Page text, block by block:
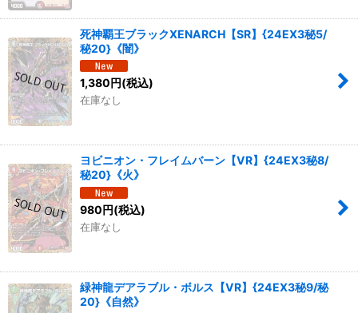
死神覇王ブラックXENARCH【SR】{24EX3秘5/
秘20}《闇》
1,380円(税込)
在庫なし
ヨビニオン・フレイムバーン【VR】{24EX3秘8/
秘20}《火》
980円(税込)
在庫なし
緑神龍デアラブル・ボルス【VR】{24EX3秘9/秘
20}《自然》